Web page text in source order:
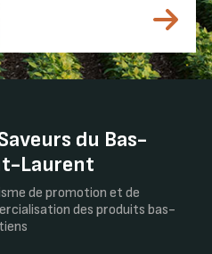
du Bas-
Laurent
de promotion et de
des produits bas-